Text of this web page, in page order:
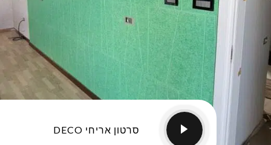
סרטון אריחי DECO